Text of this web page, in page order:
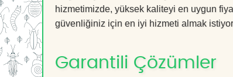
hizmetimizde, yüksek kaliteyi en uygun
güvenliğiniz için en iyi hizmeti almak
Garantili Çözümler